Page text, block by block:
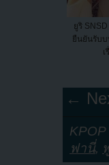
ยูริ
ยืนยันรับบ
←
ฟานี่,